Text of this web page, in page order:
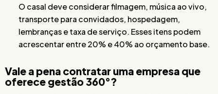
O casal deve considerar filmagem, música ao vivo,
transporte para convidados, hospedagem,
lembranças e taxa de serviço. Esses itens podem
acrescentar entre 20% e 40% ao orçamento base.
Vale a pena contratar uma empresa que
oferece gestão 360°?